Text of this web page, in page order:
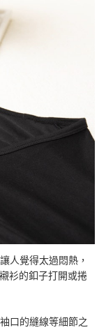
人覺得太過悶熱，
衫的釦子打開或捲
口的縫線等細節之